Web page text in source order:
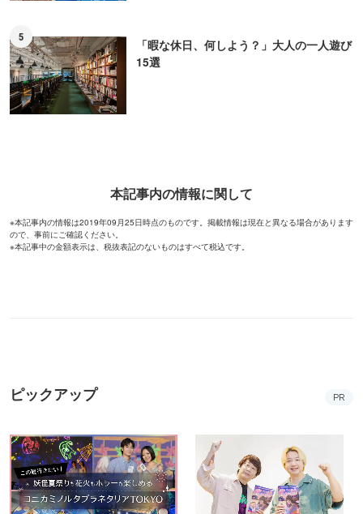
5
「暇な休日、何しよう？」大人の一人遊び
15選
本記事内の情報に関して
※本記事内の情報は2019年09月25日時点のものです。掲載情報は現在と異なる場合があります
ので、事前にご確認ください。
※本記事中の金額表示は、税抜表記のないものはすべて税込です。
ピックアップ PR